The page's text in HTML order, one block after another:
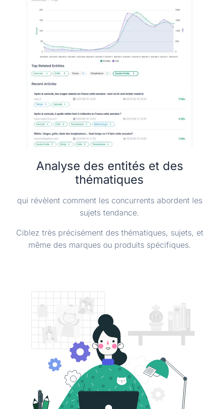
Analyse des entités et des
thématiques
qui révèlent comment les concurrents abordent les
sujets tendance.
Ciblez très précisément des thématiques, sujets, et
même des marques ou produits spécifiques.